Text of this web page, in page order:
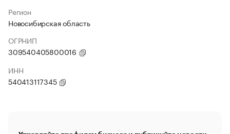
Регион
Новосибирская область
ОГРНИП
309540405800016
ИНН
540413117345